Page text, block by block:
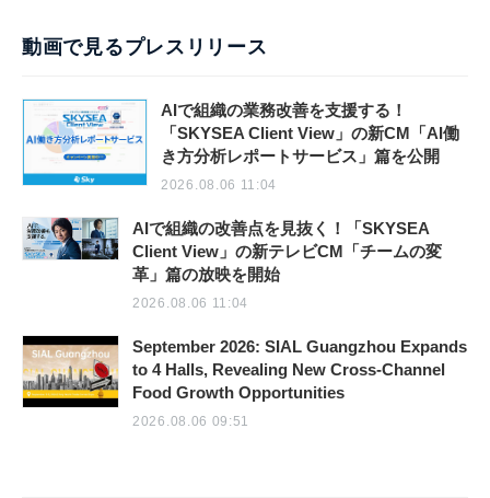
動画で見るプレスリリース
AIで組織の業務改善を支援する！
「SKYSEA Client View」の新CM「AI働
き方分析レポートサービス」篇を公開
2026.08.06 11:04
AIで組織の改善点を見抜く！「SKYSEA
Client View」の新テレビCM「チームの変
革」篇の放映を開始
2026.08.06 11:04
September 2026: SIAL Guangzhou Expands
to 4 Halls, Revealing New Cross-Channel
Food Growth Opportunities
2026.08.06 09:51